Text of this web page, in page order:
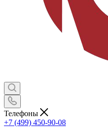
Телефоны
+7 (499) 450-90-08